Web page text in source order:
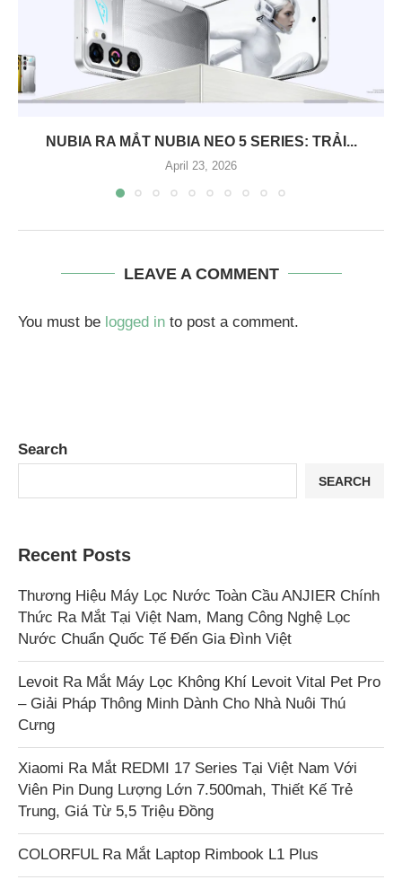
NUBIA RA MẮT NUBIA NEO 5 SERIES: TRẢI...
April 23, 2026
LEAVE A COMMENT
You must be logged in to post a comment.
Search
SEARCH
Recent Posts
Thương Hiệu Máy Lọc Nước Toàn Cầu ANJIER Chính
Thức Ra Mắt Tại Việt Nam, Mang Công Nghệ Lọc
Nước Chuẩn Quốc Tế Đến Gia Đình Việt
Levoit Ra Mắt Máy Lọc Không Khí Levoit Vital Pet Pro
– Giải Pháp Thông Minh Dành Cho Nhà Nuôi Thú
Cưng
Xiaomi Ra Mắt REDMI 17 Series Tại Việt Nam Với
Viên Pin Dung Lượng Lớn 7.500mah, Thiết Kế Trẻ
Trung, Giá Từ 5,5 Triệu Đồng
COLORFUL Ra Mắt Laptop Rimbook L1 Plus